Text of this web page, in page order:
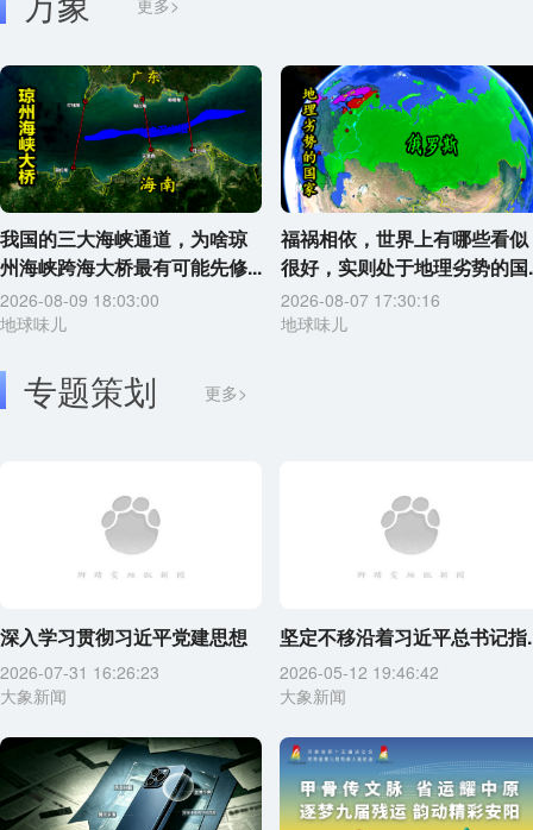
更多>
我国的三大海峡通道，为啥琼
州海峡跨海大桥最有可能先修...
2026-08-09 18:03:00
地球味儿
福祸相依，世界上有哪些看似
很好，实则处于地理劣势的国
2026-08-07 17:30:16
地球味儿
专题策划 更多>
深入学习贯彻习近平党建思想
2026-07-31 16:26:23
大象新闻
坚定不移沿着习近平总书记指
2026-05-12 19:46:42
大象新闻